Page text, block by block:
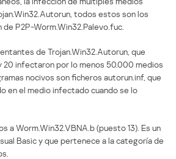
todos estos son los
P2P-Worm.Win32.Palevo.fuc.
de Trojan.Win32.Autorun, que
20 infectaron por lo menos 50.000 medios
nocivos son ficheros autorun.inf, que
en el medio infectado cuando se lo
a Worm.Win32.VBNA.b (puesto 13). Es un
Basic y que pertenece a la categoría de